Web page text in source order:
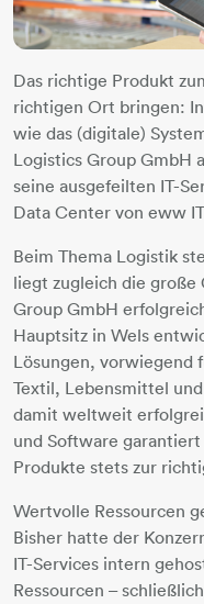
Das richtige Produkt
richtigen Ort bringen:
wie das (digitale)
Logistics Group GmbH
seine ausgefeilten IT-
Data Center von eww
Beim Thema Logistik
liegt zugleich die große
Group GmbH
Hauptsitz in Wels
Lösungen, vorwiegend
Textil, Lebensmittel
damit weltweit
und Software
Produkte stets zur
Wertvolle Ressourcen
Bisher hatte der
IT-Services intern
Ressourcen –